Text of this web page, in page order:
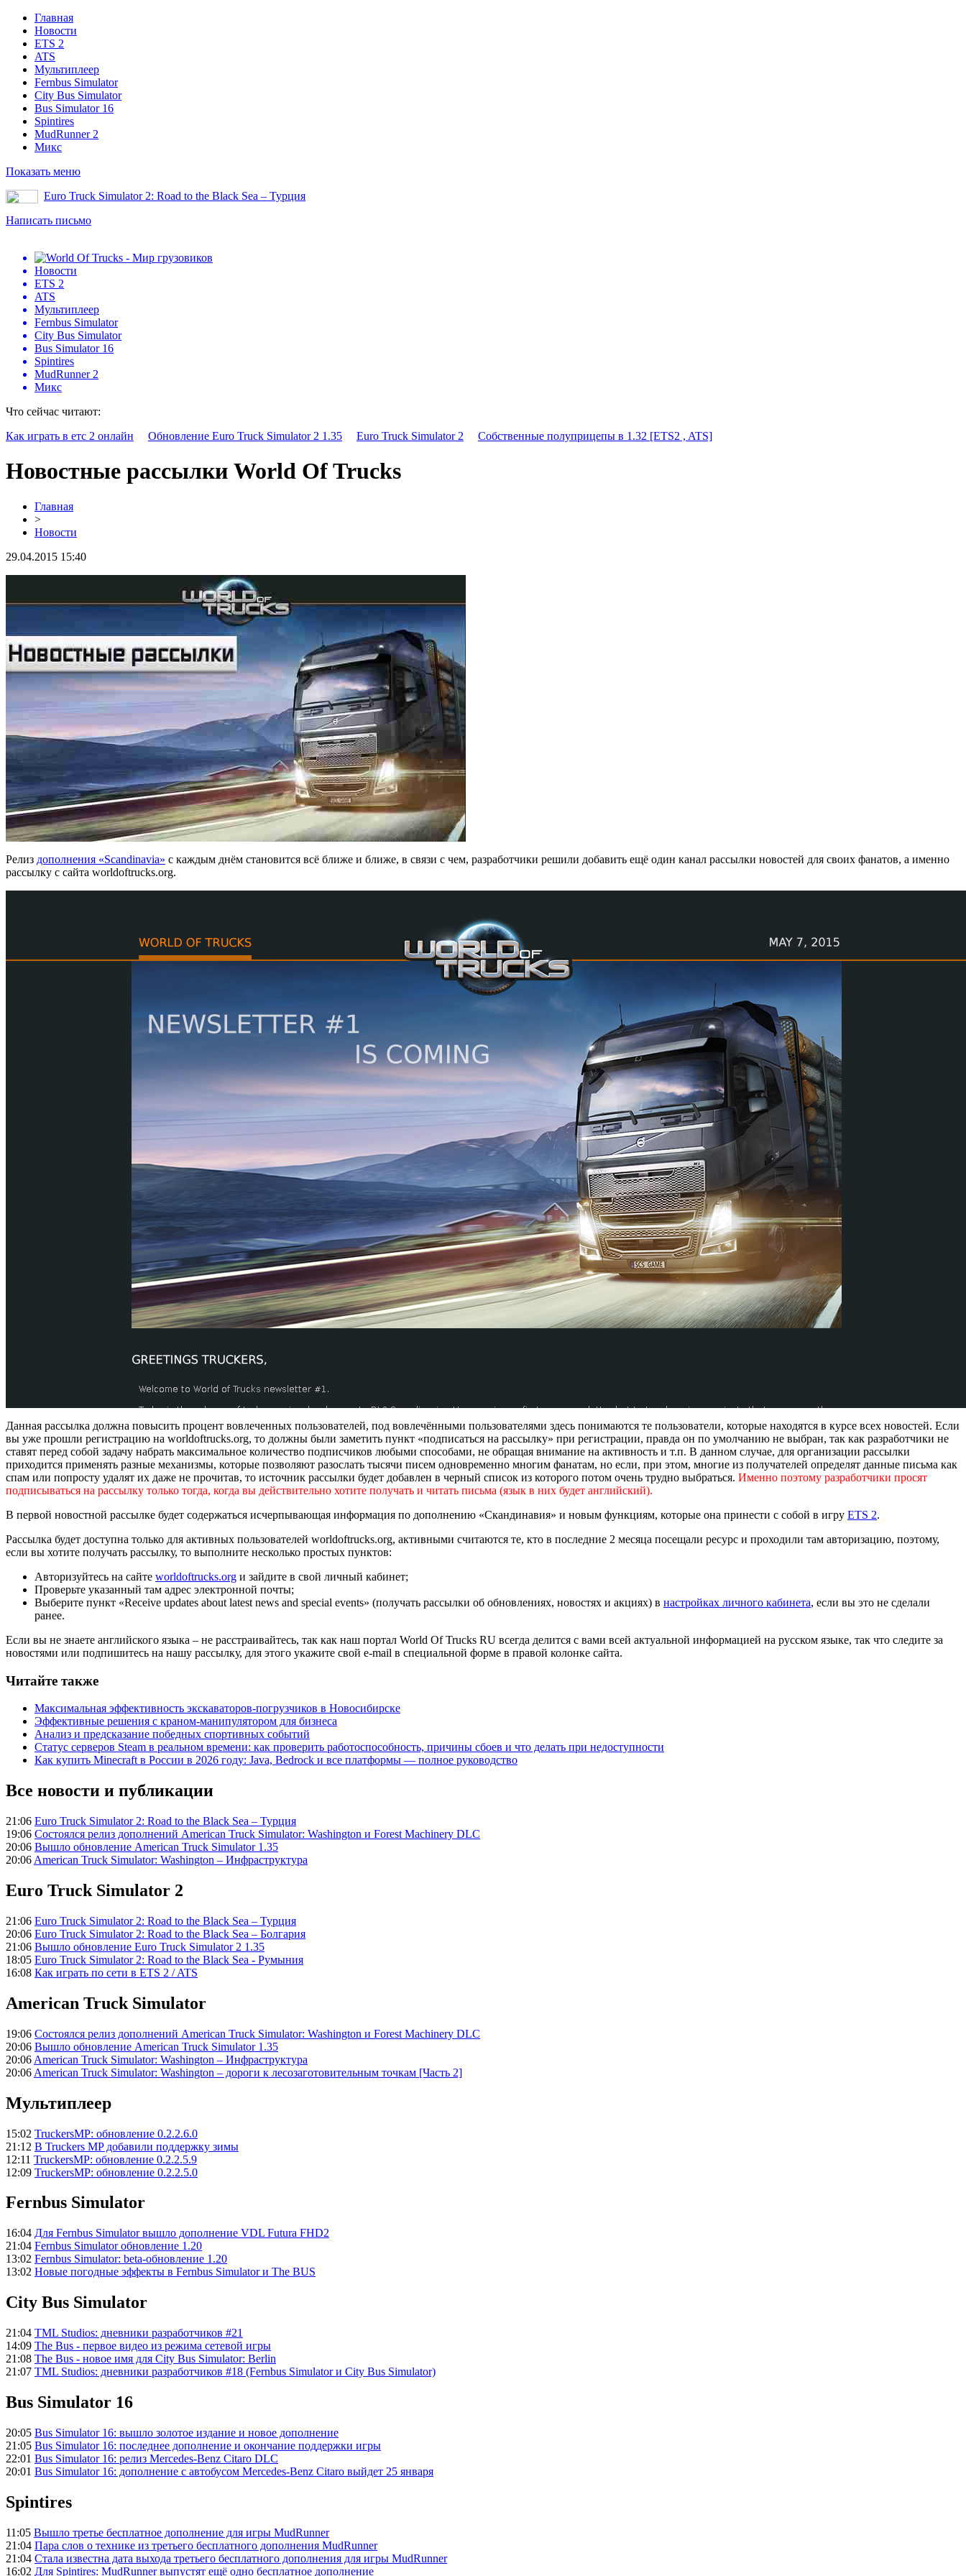
Главная
Новости
ETS 2
ATS
Мультиплеер
Fernbus Simulator
City Bus Simulator
Bus Simulator 16
Spintires
MudRunner 2
Микс
Показать меню
Euro Truck Simulator 2: Road to the Black Sea – Турция
Написать письмо
Новости
ETS 2
ATS
Мультиплеер
Fernbus Simulator
City Bus Simulator
Bus Simulator 16
Spintires
MudRunner 2
Микс
Что сейчас читают:
Как играть в етс 2 онлайн
Обновление Euro Truck Simulator 2 1.35 Euro Truck Simulator 2 Собственные полуприцепы в 1.32 [ETS2 , ATS]
Новостные рассылки World Of Trucks
Главная
>
Новости
29.04.2015 15:40
Релиз дополнения «Scandinavia» с каждым днём становится всё ближе и ближе, в связи с чем, разработчики решили добавить ещё один канал рассылки новостей для своих фанатов, а именно
рассылку с сайта worldoftrucks.org.
Данная рассылка должна повысить процент вовлеченных пользователей, под вовлечёнными пользователями здесь понимаются те пользователи, которые находятся в курсе всех новостей. Если
вы уже прошли регистрацию на worldoftrucks.org, то должны были заметить пункт «подписаться на рассылку» при регистрации, правда он по умолчанию не выбран, так как разработчики не
ставят перед собой задачу набрать максимальное количество подписчиков любыми способами, не обращая внимание на активность и т.п. В данном случае, для организации рассылки
приходится применять разные механизмы, которые позволяют разослать тысячи писем одновременно многим фанатам, но если, при этом, многие из получателей определят данные письма как
спам или попросту удалят их даже не прочитав, то источник рассылки будет добавлен в черный список из которого потом очень трудно выбраться. Именно поэтому разработчики просят
подписываться на рассылку только тогда, когда вы действительно хотите получать и читать письма (язык в них будет английский).
В первой новостной рассылке будет содержаться исчерпывающая информация по дополнению «Скандинавия» и новым функциям, которые она принести с собой в игру ETS 2.
Рассылка будет доступна только для активных пользователей worldoftrucks.org, активными считаются те, кто в последние 2 месяца посещали ресурс и проходили там авторизацию, поэтому,
если вы хотите получать рассылку, то выполните несколько простых пунктов:
Авторизуйтесь на сайте worldoftrucks.org и зайдите в свой личный кабинет;
Проверьте указанный там адрес электронной почты;
Выберите пункт «Receive updates about latest news and special events» (получать рассылки об обновлениях, новостях и акциях) в настройках личного кабинета, если вы это не сделали
ранее.
Если вы не знаете английского языка – не расстраивайтесь, так как наш портал World Of Trucks RU всегда делится с вами всей актуальной информацией на русском языке, так что следите за
новостями или подпишитесь на нашу рассылку, для этого укажите свой e-mail в специальной форме в правой колонке сайта.
Читайте также
Максимальная эффективность экскаваторов-погрузчиков в Новосибирске
Эффективные решения с краном-манипулятором для бизнеса
Анализ и предсказание победных спортивных событий
Статус серверов Steam в реальном времени: как проверить работоспособность, причины сбоев и что делать при недоступности
Как купить Minecraft в России в 2026 году: Java, Bedrock и все платформы — полное руководство
Все новости и публикации
21:06 Euro Truck Simulator 2: Road to the Black Sea – Турция
19:06 Состоялся релиз дополнений American Truck Simulator: Washington и Forest Machinery DLC
20:06 Вышло обновление American Truck Simulator 1.35
20:06 American Truck Simulator: Washington – Инфраструктура
Euro Truck Simulator 2
21:06 Euro Truck Simulator 2: Road to the Black Sea – Турция
20:06 Euro Truck Simulator 2: Road to the Black Sea – Болгария
21:06 Вышло обновление Euro Truck Simulator 2 1.35
18:05 Euro Truck Simulator 2: Road to the Black Sea - Румыния
16:08 Как играть по сети в ETS 2 / ATS
American Truck Simulator
19:06 Состоялся релиз дополнений American Truck Simulator: Washington и Forest Machinery DLC
20:06 Вышло обновление American Truck Simulator 1.35
20:06 American Truck Simulator: Washington – Инфраструктура
20:06 American Truck Simulator: Washington – дороги к лесозаготовительным точкам [Часть 2]
Мультиплеер
15:02 TruckersMP: обновление 0.2.2.6.0
21:12 В Truckers MP добавили поддержку зимы
12:11 TruckersMP: обновление 0.2.2.5.9
12:09 TruckersMP: обновление 0.2.2.5.0
Fernbus Simulator
16:04 Для Fernbus Simulator вышло дополнение VDL Futura FHD2
21:04 Fernbus Simulator обновление 1.20
13:02 Fernbus Simulator: beta-обновление 1.20
13:02 Новые погодные эффекты в Fernbus Simulator и The BUS
City Bus Simulator
21:04 TML Studios: дневники разработчиков #21
14:09 The Bus - первое видео из режима сетевой игры
21:08 The Bus - новое имя для City Bus Simulator: Berlin
21:07 TML Studios: дневники разработчиков #18 (Fernbus Simulator и City Bus Simulator)
Bus Simulator 16
20:05 Bus Simulator 16: вышло золотое издание и новое дополнение
21:05 Bus Simulator 16: последнее дополнение и окончание поддержки игры
22:01 Bus Simulator 16: релиз Mercedes-Benz Citaro DLC
20:01 Bus Simulator 16: дополнение с автобусом Mercedes-Benz Citaro выйдет 25 января
Spintires
11:05 Вышло третье бесплатное дополнение для игры MudRunner
21:04 Пара слов о технике из третьего бесплатного дополнения MudRunner
21:04 Стала известна дата выхода третьего бесплатного дополнения для игры MudRunner
16:02 Для Spintires: MudRunner выпустят ещё одно бесплатное дополнение